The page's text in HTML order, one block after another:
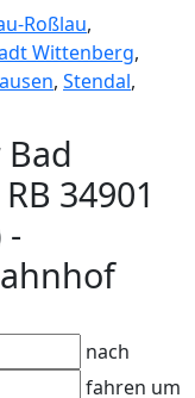
Roßlau,
Wittenberg,
, Stendal,
34901
nach
fahren um